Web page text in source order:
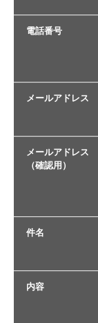
電話番号
メールアドレス
メールアドレス
（確認用）
件名
内容